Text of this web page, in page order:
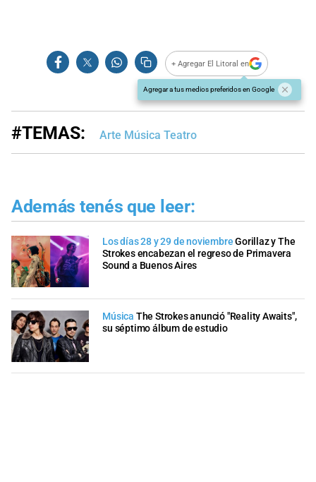
+ Agregar El Litoral en
Agregar a tus medios preferidos en Google
#TEMAS: Arte Música Teatro
Además tenés que leer:
Los días 28 y 29 de noviembreGorillaz y The
Strokes encabezan el regreso de Primavera
Sound a Buenos Aires
Música The Strokes anunció "Reality Awaits",
su séptimo álbum de estudio